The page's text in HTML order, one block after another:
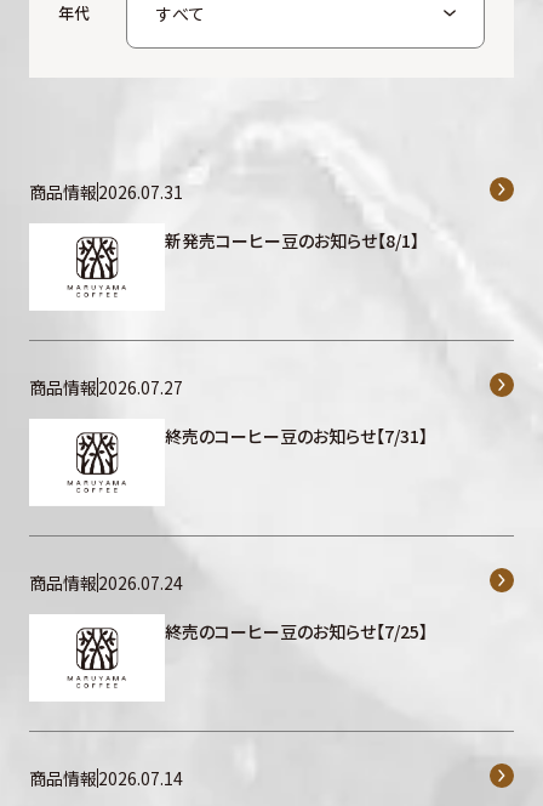
年代
商品情報2026.07.31
新発売コーヒー豆のお知らせ【8/1】
商品情報2026.07.27
終売のコーヒー豆のお知らせ【7/31】
商品情報2026.07.24
終売のコーヒー豆のお知らせ【7/25】
商品情報2026.07.14